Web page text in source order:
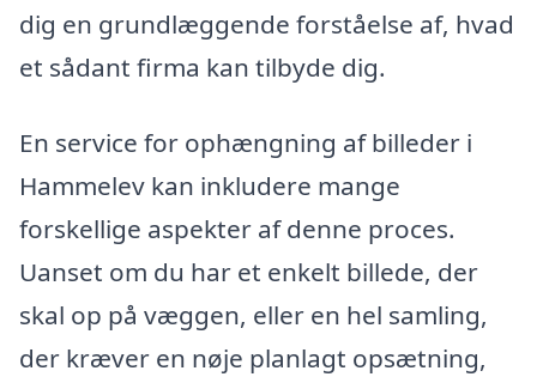
dig en grundlæggende forståelse af, hvad
et sådant firma kan tilbyde dig.
En service for ophængning af billeder i
Hammelev kan inkludere mange
forskellige aspekter af denne proces.
Uanset om du har et enkelt billede, der
skal op på væggen, eller en hel samling,
der kræver en nøje planlagt opsætning,